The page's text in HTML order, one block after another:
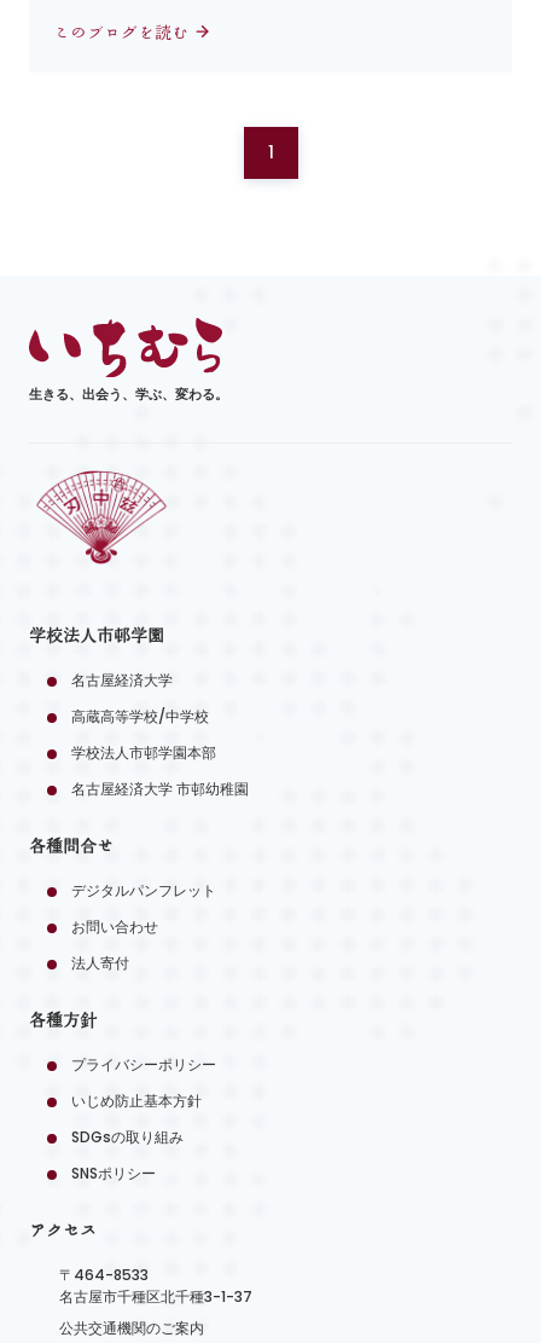
このブログを読む
1
生きる、出会う、学ぶ、変わる。
学校法人市邨学園
名古屋経済大学
高蔵高等学校/中学校
学校法人市邨学園本部
名古屋経済大学 市邨幼稚園
各種問合せ
デジタルパンフレット
お問い合わせ
法人寄付
各種方針
プライバシーポリシー
いじめ防止基本方針
SDGsの取り組み
SNSポリシー
アクセス
〒464-8533
名古屋市千種区北千種3-1-37
公共交通機関のご案内